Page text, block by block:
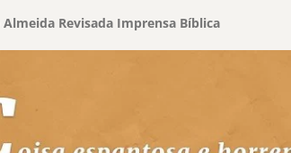
Almeida Revisada Imprensa Bíblica